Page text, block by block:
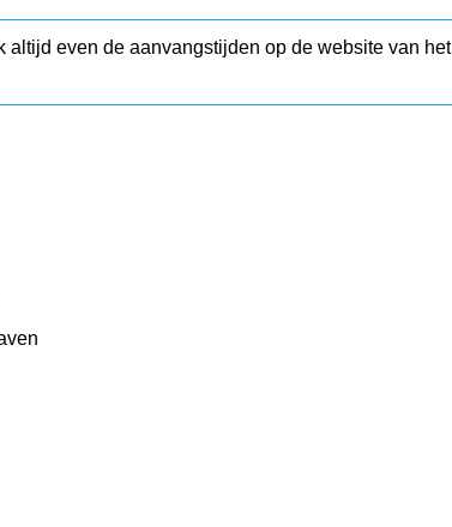
altijd even de aanvangstijden op de website van het